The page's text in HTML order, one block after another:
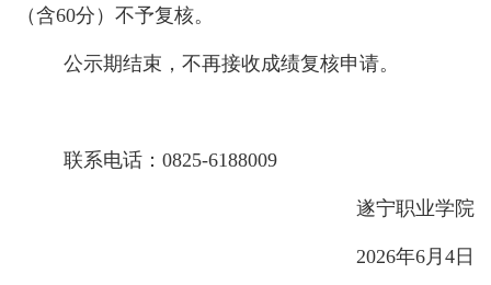
（含60分）不予复核。
公示期结束，不再接收成绩复核申请。
联系电话： 0825-6188009
遂宁职业学院
2026年6月 4 日